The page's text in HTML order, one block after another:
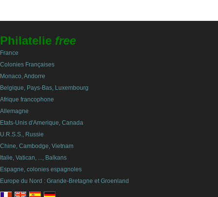
Philatelie free
France
Colonies Françaises
Monaco, Andorre
Belgique, Pays-Bas, Luxembourg
Afrique francophone
Allemagne
Etats-Unis d'Amerique, Canada
U.R.S.S., Russie
Chine, Cambodge, Vietnam
Italie, Vatican, ..., Balkans
Espagne, colonies espagnoles
Europe du Nord : Grande-Bretagne et Groenland